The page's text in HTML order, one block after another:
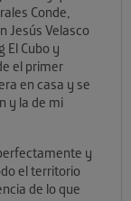
Conde,
Jesús Velasco
El Cubo y
el primer
en casa y se
y la de mi
y
el territorio
de lo que